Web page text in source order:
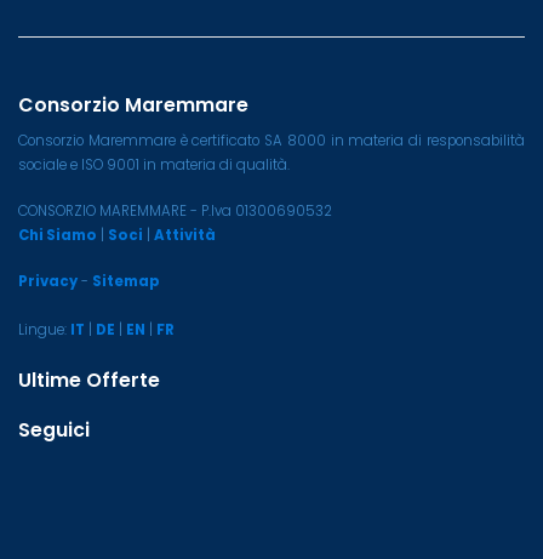
Consorzio Maremmare
Consorzio Maremmare è certificato SA 8000 in materia di responsabilità
sociale e ISO 9001 in materia di qualità.
CONSORZIO MAREMMARE - P.Iva 01300690532
Chi Siamo
Soci Attività
Privacy- Sitemap
Lingue: IT DE EN FR
Ultime Offerte
Seguici